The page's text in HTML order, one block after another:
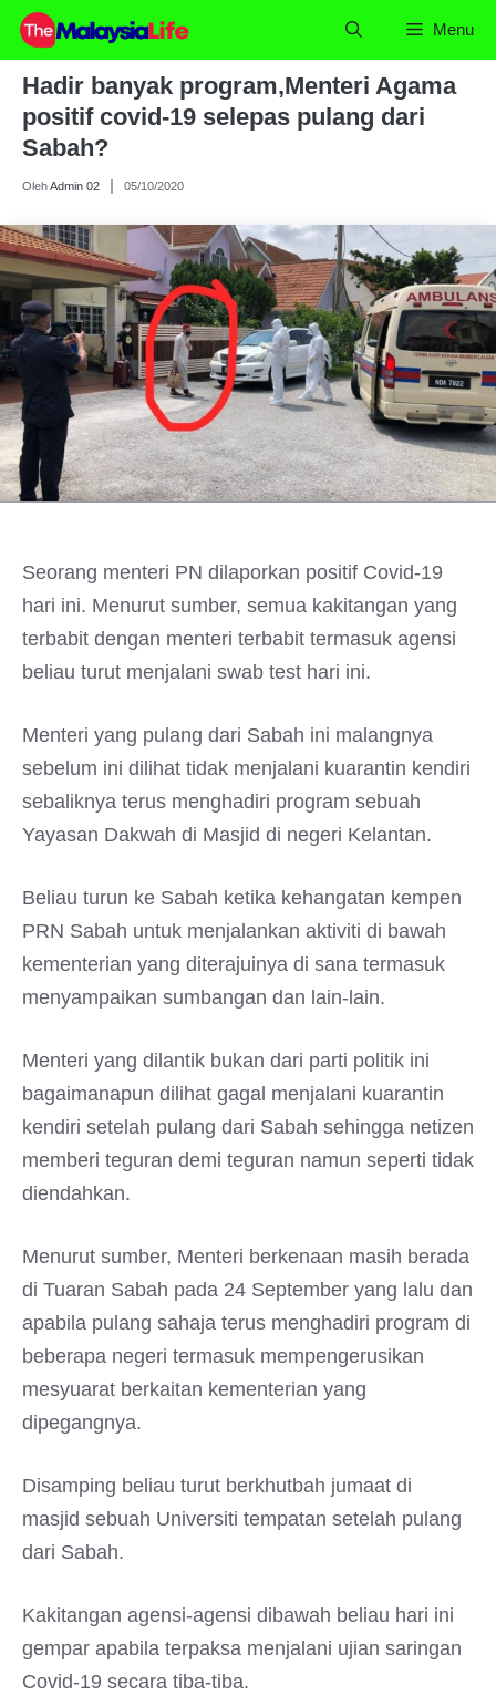
Skip
content
Menu
Hadir banyak program,Menteri Agama
positif covid-19 selepas pulang dari
Sabah?
OlehAdmin 02 05/10/2020
Seorang menteri PN dilaporkan positif Covid-19
hari ini. Menurut sumber, semua kakitangan yang
terbabit dengan menteri terbabit termasuk agensi
beliau turut menjalani swab test hari ini.
Menteri yang pulang dari Sabah ini malangnya
sebelum ini dilihat tidak menjalani kuarantin kendiri
sebaliknya terus menghadiri program sebuah
Yayasan Dakwah di Masjid di negeri Kelantan.
Beliau turun ke Sabah ketika kehangatan kempen
PRN Sabah untuk menjalankan aktiviti di bawah
kementerian yang diterajuinya di sana termasuk
menyampaikan sumbangan dan lain-lain.
Menteri yang dilantik bukan dari parti politik ini
bagaimanapun dilihat gagal menjalani kuarantin
kendiri setelah pulang dari Sabah sehingga netizen
memberi teguran demi teguran namun seperti tidak
diendahkan.
Menurut sumber, Menteri berkenaan masih berada
di Tuaran Sabah pada 24 September yang lalu dan
apabila pulang sahaja terus menghadiri program di
beberapa negeri termasuk mempengerusikan
mesyuarat berkaitan kementerian yang
dipegangnya.
Disamping beliau turut berkhutbah jumaat di
masjid sebuah Universiti tempatan setelah pulang
dari Sabah.
Kakitangan agensi-agensi dibawah beliau hari ini
gempar apabila terpaksa menjalani ujian saringan
Covid-19 secara tiba-tiba.